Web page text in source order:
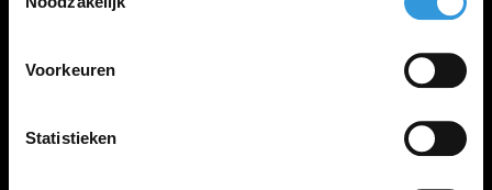
Voorkeuren
Statistieken